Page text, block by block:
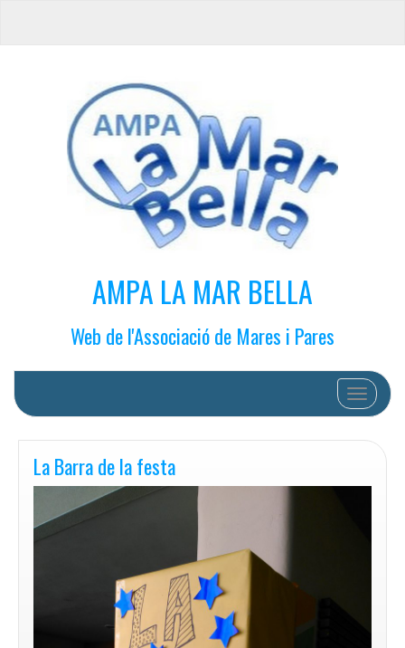
AMPA LA MAR BELLA
Web de l'Associació de Mares i Pares
Cambiar
La Barra de la festa